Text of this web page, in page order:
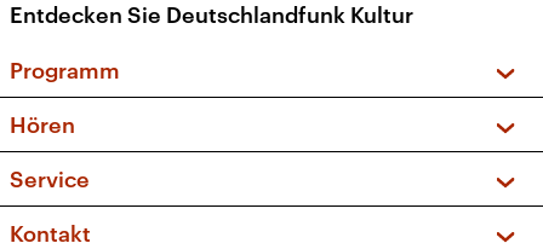
Entdecken Sie Deutschlandfunk Kultur
Programm
Sendungen und Podcasts
Musikliste
Kakadu – Das Kinderprogramm
Hören
Frequenzen (UKW + DAB+)
Service
FAQ
Kontakt